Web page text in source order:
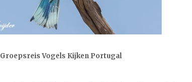
Groepsreis Vogels Kijken Portugal